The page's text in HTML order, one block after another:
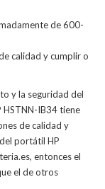
de 600-
calidad y cumplir o
y la seguridad del
IB34tiene
de calidad y
portátil HP
entonces el
el de otros